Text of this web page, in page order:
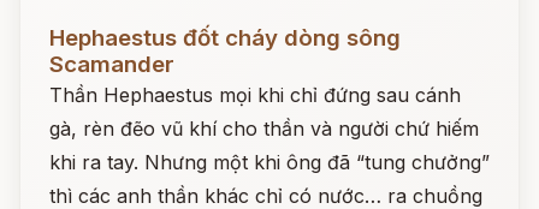
Hephaestus đốt cháy dòng sông
Scamander
Thần Hephaestus mọi khi chỉ đứng sau cánh
gà, rèn đẽo vũ khí cho thần và người chứ hiếm
khi ra tay. Nhưng một khi ông đã “tung chưởng”
thì các anh thần khác chỉ có nước… ra chuồng